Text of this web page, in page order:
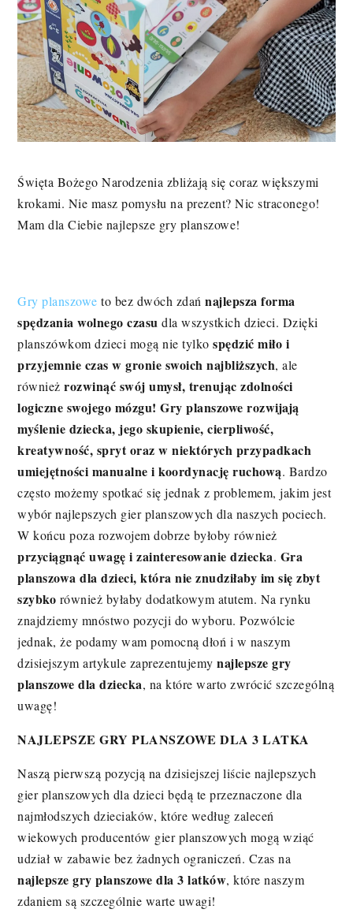
Święta Bożego Narodzenia zbliżają się coraz większymi
krokami. Nie masz pomysłu na prezent? Nic straconego!
Mam dla Ciebie najlepsze gry planszowe!
Gry planszowe to bez dwóch zdańnajlepsza forma
spędzania wolnego czasu dla wszystkich dzieci. Dzięki
planszówkom dzieci mogą nie tylkospędzić miło i
przyjemnie czas w gronie swoich najbliższych, ale
równieżrozwinąć swój umysł, trenując zdolności
logiczne swojego mózgu! Gry planszowe rozwijają
myślenie dziecka, jego skupienie, cierpliwość,
kreatywność, spryt oraz w niektórych przypadkach
umiejętności manualne i koordynację ruchową. Bardzo
często możemy spotkać się jednak z problemem, jakim jest
wybór najlepszych gier planszowych dla naszych pociech.
W końcu poza rozwojem dobrze byłoby również
przyciągnąć uwagę i zainteresowanie dziecka. Gra
planszowa dla dzieci, która nie znudziłaby im się zbyt
szybko również byłaby dodatkowym atutem. Na rynku
znajdziemy mnóstwo pozycji do wyboru. Pozwólcie
jednak, że podamy wam pomocną dłoń i w naszym
dzisiejszym artykule zaprezentujemynajlepsze gry
planszowe dla dziecka, na które warto zwrócić szczególną
uwagę!
NAJLEPSZE GRY PLANSZOWE DLA 3 LATKA
Naszą pierwszą pozycją na dzisiejszej liście najlepszych
gier planszowych dla dzieci będą te przeznaczone dla
najmłodszych dzieciaków, które według zaleceń
wiekowych producentów gier planszowych mogą wziąć
udział w zabawie bez żadnych ograniczeń. Czas na
najlepsze gry planszowe dla 3latków, które naszym
zdaniem są szczególnie warte uwagi!